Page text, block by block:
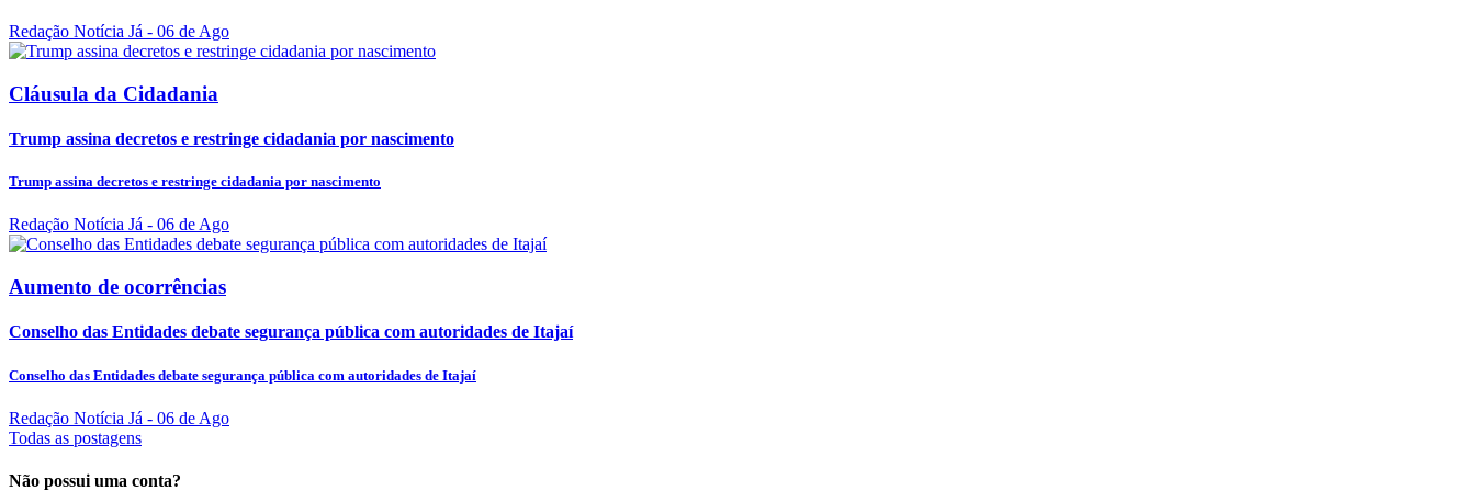
Redação Notícia Já - 06 de Ago
Cláusula da Cidadania
Trump assina decretos e restringe cidadania por nascimento
Trump assina decretos e restringe cidadania por nascimento
Redação Notícia Já - 06 de Ago
Aumento de ocorrências
Conselho das Entidades debate segurança pública com autoridades de Itajaí
Conselho das Entidades debate segurança pública com autoridades de Itajaí
Redação Notícia Já - 06 de Ago
Todas as postagens
Não possui uma conta?